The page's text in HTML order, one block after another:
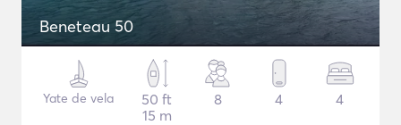
Beneteau 50
Yate de vela
50 ft
15 m
8 4 4